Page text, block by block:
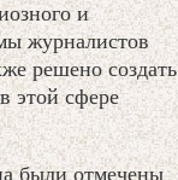
и
журналистов
решено создать
этой сфере
были отмечены